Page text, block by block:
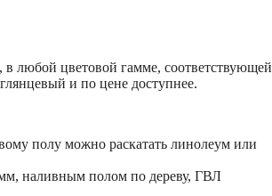
любой цветовой гамме, соответствующей
и по цене доступнее.
полу можно раскатать линолеум или
мм, наливным полом по дереву, ГВЛ